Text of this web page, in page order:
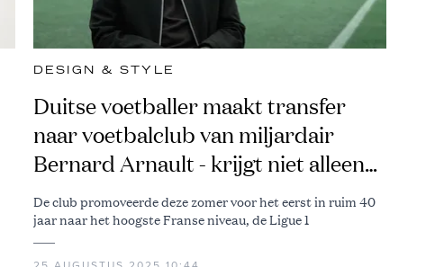
DESIGN & STYLE
Duitse voetballer maakt transfer
naar voetbalclub van miljardair
Bernard Arnault - krijgt niet alleen
vet salaris, maar wordt ook model
voor Louis Vuitton
De club promoveerde deze zomer voor het eerst in ruim 40
jaar naar het hoogste Franse niveau, de Ligue 1